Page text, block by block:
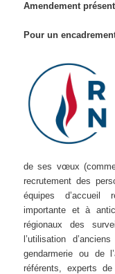
Amendement
Pour un
de ses vœux
recrutement des
équipes d’accueil
importante et à
régionaux des
l’utilisation
gendarmerie ou de
référents, experts